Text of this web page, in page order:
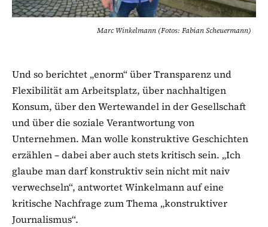
Marc Winkelmann (Fotos: Fabian Scheuermann)
Und so berichtet „enorm“ über Transparenz und
Flexibilität am Arbeitsplatz, über nachhaltigen
Konsum, über den Wertewandel in der Gesellschaft
und über die soziale Verantwortung von
Unternehmen. Man wolle konstruktive Geschichten
erzählen – dabei aber auch stets kritisch sein. „Ich
glaube man darf konstruktiv sein nicht mit naiv
verwechseln“, antwortet Winkelmann auf eine
kritische Nachfrage zum Thema „konstruktiver
Journalismus“.